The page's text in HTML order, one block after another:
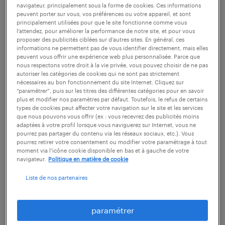
nombreuses avancées ». Cette période a
aussi permis aux commerciaux de l’entreprise
d’échanger avec les donneurs d’ordre sur la
montée en technologies de l’entreprise et sur
leurs attentes pour le futur. Autant d’éléments
qui permettent de voir l’avenir avec de
nouveaux projets.
Un accélérateur de changement
ChezSaretec, cette période a aussi obligé les
dû s’adapter aux circonstances. « Face à une
crise covid qui impacte structurellement le
navigateur, principalement sous la forme de cookies. Ces informations
peuvent porter sur vous, vos préférences ou votre appareil, et sont
principalement utilisées pour que le site fonctionne comme vous
l’attendez, pour améliorer la performance de notre site, et pour vous
proposer des publicités ciblées sur d’autres sites. En général, ces
informations ne permettent pas de vous identifier directement, mais elles
peuvent vous offrir une expérience web plus personnalisée. Parce que
nous respectons votre droit à la vie privée, vous pouvez choisir de ne pas
autoriser les catégories de cookies qui ne sont pas strictement
nécessaires au bon fonctionnement du site Internet. Cliquez sur
“paramétrer”, puis sur les titres des différentes catégories pour en savoir
plus et modifier nos paramètres par défaut. Toutefois, le refus de certains
types de cookies peut affecter votre navigation sur le site et les services
que nous pouvons vous offrir (ex : vous recevrez des publicités moins
adaptées à votre profil lorsque vous naviguerez sur Internet, vous ne
pourrez pas partager du contenu via les réseaux sociaux, etc.). Vous
pourrez retirer votre consentement ou modifier votre paramétrage à tout
moment via l’icône cookie disponible en bas et à gauche de votre
navigateur.
Politique en matière de cookie
Liste de nos partenaires
paramétrer